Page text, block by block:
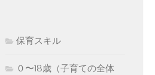
保育スキル
０〜18歳（子育ての全体